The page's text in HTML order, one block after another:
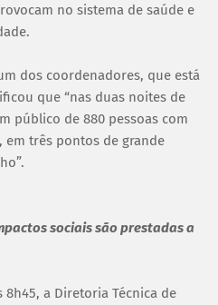
no sistema de saúde e
dos coordenadores, que está
que “nas duas noites de
público de 880 pessoas com
em três pontos de grande
sociais são prestadas a
8h45, a Diretoria Técnica de